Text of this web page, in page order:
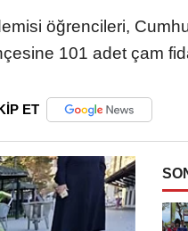
öğrencileri,
101 adet çam
ET